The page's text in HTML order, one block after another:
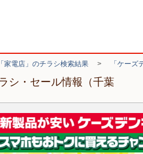
「家電店」のチラシ検索結果 > 「ケー
シ・セール情報（千葉